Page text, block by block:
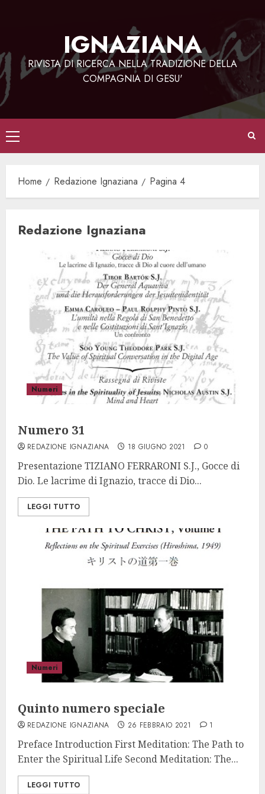
IGNAZIANA
RIVISTA DI RICERCA NELLA TRADIZIONE DELLA
COMPAGNIA DI GESU'
Menu
principale
Home Redazione Ignaziana Pagina 4
Redazione Ignaziana
Numeri
Numero 31
REDAZIONE IGNAZIANA 18 GIUGNO 2021 0
Presentazione TIZIANO FERRARONI S.J., Gocce di
Dio. Le lacrime di Ignazio, tracce di Dio...
LEGGI TUTTO
Numeri
Quinto numero speciale
REDAZIONE IGNAZIANA 26 FEBBRAIO 2021 1
Preface Introduction First Meditation: The Path to
Enter the Spiritual Life Second Meditation: The...
LEGGI TUTTO